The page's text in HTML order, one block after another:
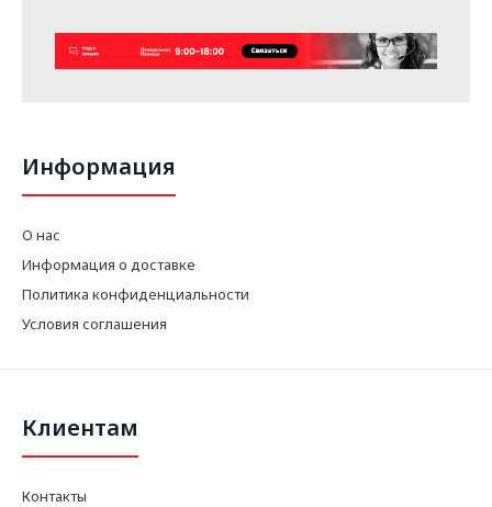
Информация
О нас
Информация о доставке
Политика конфиденциальности
Условия соглашения
Клиентам
Контакты